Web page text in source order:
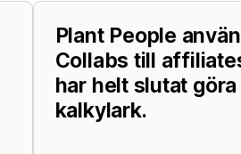
Plant People
Collabs till
har helt slutat
kalkylark.